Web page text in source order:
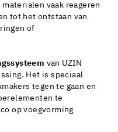
vaak reageren
tot het ontstaan van
of
van UZIN
Het is speciaal
tegen te gaan en
te
op voegvorming